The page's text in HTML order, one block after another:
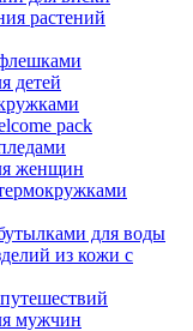
растений
детей
pack
женщин
для воды
из кожи с
мужчин